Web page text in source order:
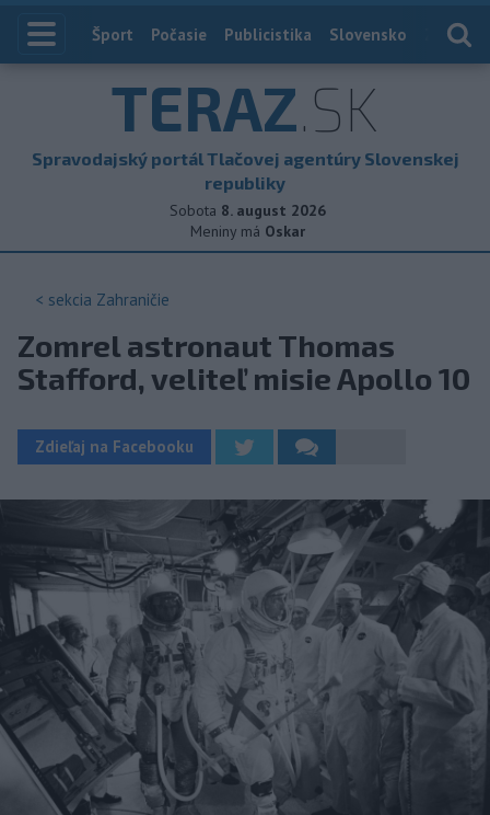
Index
Šport Počasie Publicistika Slovensko
TERAZ.SK
Spravodajský portál Tlačovej agentúry Slovenskej
republiky
Sobota 8. august 2026
Meniny má Oskar
< sekcia Zahraničie
Zomrel astronaut Thomas
Stafford, veliteľ misie Apollo 10
Zdieľaj na Facebooku